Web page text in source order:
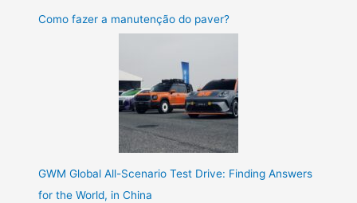
Como fazer a manutenção do paver?
GWM Global All-Scenario Test Drive: Finding Answers
for the World, in China